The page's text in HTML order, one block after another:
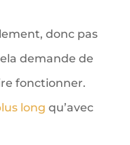
donc pas
demande de
fonctionner.
long qu’avec